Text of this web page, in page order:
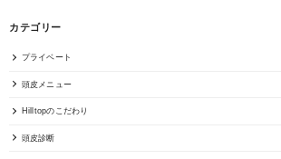
カテゴリー
プライベート
頭皮メニュー
Hilltopのこだわり
頭皮診断